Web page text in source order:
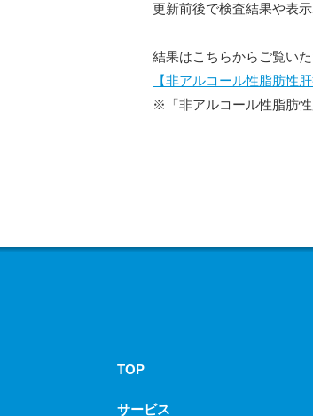
更新前後で検査結果や表
結果はこちらからご覧いた
【非アルコール性脂肪性肝
※「非アルコール性脂肪性
TOP
サービス